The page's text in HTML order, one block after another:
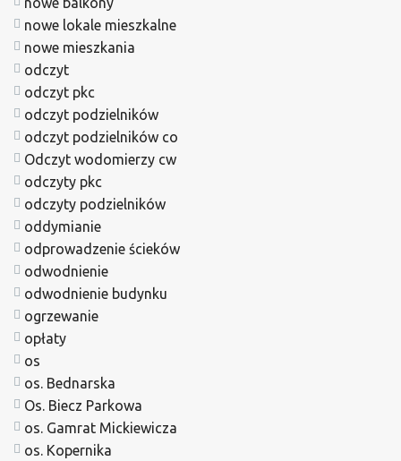
nowe lokale mieszkalne
nowe mieszkania
odczyt
odczyt pkc
odczyt podzielników
odczyt podzielników co
Odczyt wodomierzy cw
odczyty pkc
odczyty podzielników
oddymianie
odprowadzenie ścieków
odwodnienie
odwodnienie budynku
ogrzewanie
opłaty
os
os. Bednarska
Os. Biecz Parkowa
os. Gamrat Mickiewicza
os. Kopernika